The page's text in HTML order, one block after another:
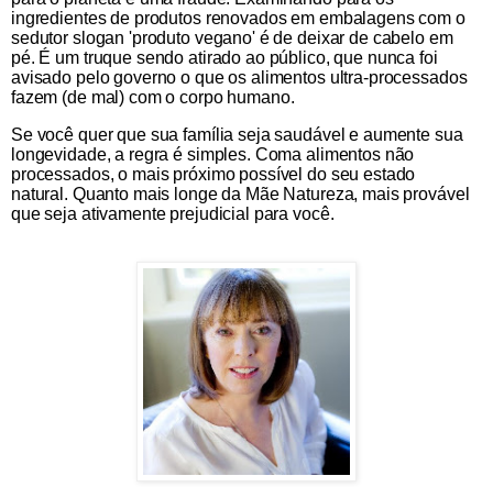
ingredientes de produtos renovados em embalagens com o
sedutor slogan 'produto vegano' é de deixar de cabelo em
pé. É um truque sendo atirado ao público, que nunca foi
avisado pelo governo o que os alimentos ultra-processados ​​
fazem (de mal) com o corpo humano.
Se você quer que sua família seja saudável e aumente sua
longevidade, a regra é simples. Coma alimentos não
processados, o mais próximo possível do seu estado
natural. Quanto mais longe da Mãe Natureza, mais provável
que seja ativamente prejudicial para você.